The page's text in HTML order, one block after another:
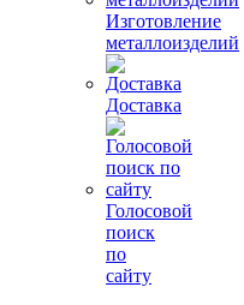
Изготовление
металлоизделий
Доставка
Голосовой
поиск
по
сайту